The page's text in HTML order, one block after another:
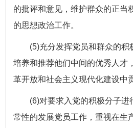
的批评和意见，维护群众的正当
的思想政治工作。
(5)充分发挥党员和群众的积
培养和推荐他们中间的优秀人才
革开放和社会主义现代化建设中
(6)对要求入党的积极分子进
常性的发展党员工作，重视在生